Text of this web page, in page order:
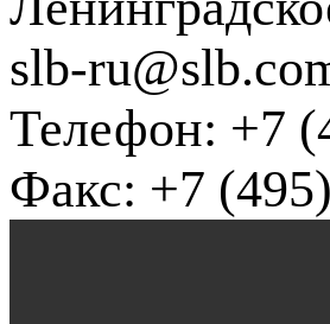
slb-
Телефон: +7
Факс: +7